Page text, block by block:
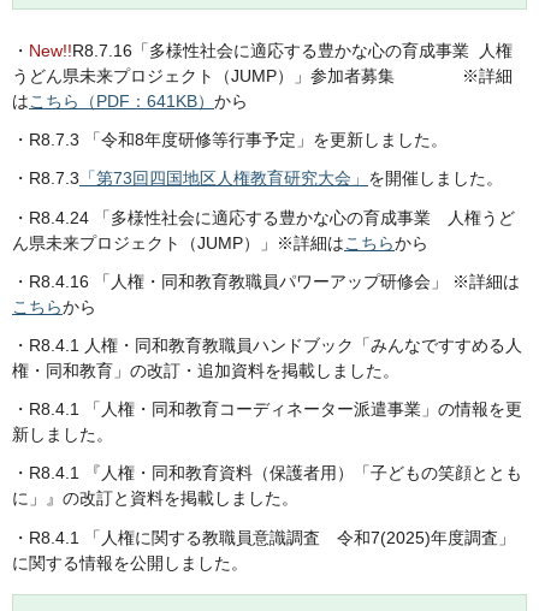
・ New!!R8.7.16「多様性社会に適応する豊かな心の育成事業 人権
うどん県未来プロジェクト（JUMP）」参加者募集 ※詳細
はこちら（PDF：641KB） から
・R8.7.3 「令和8年度研修等行事予定」を更新しました。
・R8.7.3 「第73回四国地区人権教育研究大会」 を開催しました。
・R8.4.24 「多様性社会に適応する豊かな心の育成事業 人権うど
ん県未来プロジェクト（JUMP）」※詳細はこちらから
・R8.4.16 「人権・同和教育教職員パワーアップ研修会」 ※詳細は
こちらから
・R8.4.1 人権・同和教育教職員ハンドブック「みんなですすめる人
権・同和教育」の改訂・追加資料を掲載しました。
・R8.4.1 「人権・同和教育コーディネーター派遣事業」の情報を更
新しました。
・R8.4.1 『人権・同和教育資料（保護者用）「子どもの笑顔ととも
に」』の改訂と資料を掲載しました。
・R8.4.1 「人権に関する教職員意識調査 令和7(2025)年度調査」
に関する情報を公開しました。